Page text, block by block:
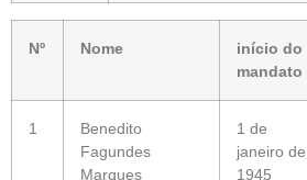
Nº Nome
início do
mandato
1
Benedito
Fagundes
Marques
1 de
janeiro de
1945